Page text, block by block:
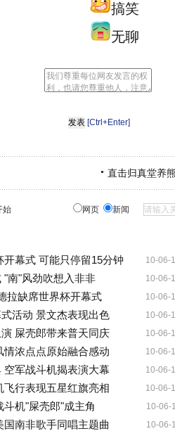
搞笑
无聊
[Ctrl+Enter]
直击归真堂养
始 网页 新闻
10-06-
幕式 可能只停留15分钟
10-06-
"南"风劲吹想入非非
10-06-
拉缺席世界杯开幕式
10-06-
活动 景文杰表现出色
10-06-
屎壳郎带来普天同庆
10-06-
浓点点原始融合感动
10-06-
军战斗机揭表演大幕
10-06-
行表现五星红旗亮相
10-06-
机"屎壳郎"成主角
10-06-
南非歌手同唱主题曲